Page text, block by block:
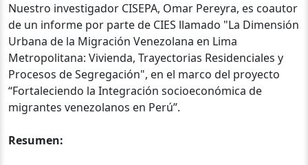
Nuestro investigador CISEPA, Omar Pereyra, es coautor
de un informe por parte de CIES llamado "La Dimensión
Urbana de la Migración Venezolana en Lima
Metropolitana: Vivienda, Trayectorias Residenciales y
Procesos de Segregación", en el marco del proyecto
“Fortaleciendo la Integración socioeconómica de
migrantes venezolanos en Perú”.
Resumen: